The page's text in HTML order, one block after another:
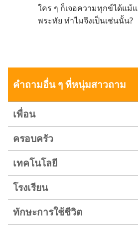
ใคร ๆ ก็เจอความทุกข์ได้แม้
พระทัย ทำไมจึงเป็นเช่นนั้น?
คำถามอื่น ๆ ที่หนุ่มสาวถาม
เพื่อน
ครอบครัว
เทคโนโลยี
โรงเรียน
ทักษะการใช้ชีวิต